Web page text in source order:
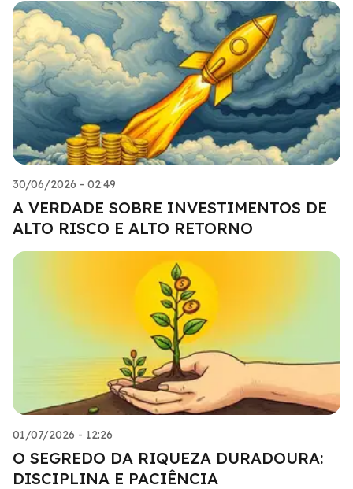
30/06/2026 - 02:49
A VERDADE SOBRE INVESTIMENTOS DE
ALTO RISCO E ALTO RETORNO
01/07/2026 - 12:26
O SEGREDO DA RIQUEZA DURADOURA:
DISCIPLINA E PACIÊNCIA